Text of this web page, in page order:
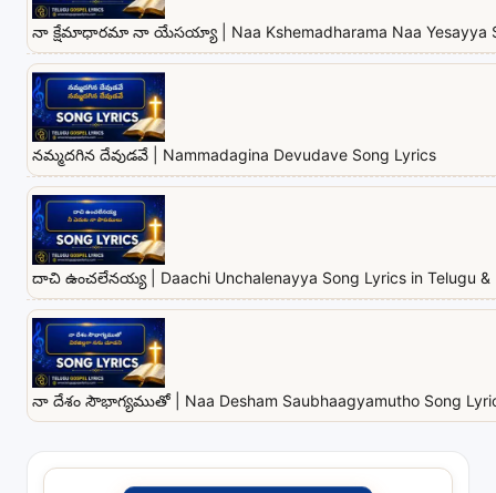
నా క్షేమాధారమా నా యేసయ్యా | Naa Kshemadharama Naa Yesayya
నమ్మదగిన దేవుడవే | Nammadagina Devudave Song Lyrics
దాచి ఉంచలేనయ్య | Daachi Unchalenayya Song Lyrics in Telugu &
నా దేశం సౌభాగ్యముతో | Naa Desham Saubhaagyamutho Song